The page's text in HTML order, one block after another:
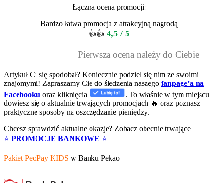
Łączna ocena promocji:
Bardzo łatwa promocja z atrakcyjną nagrodą
👍👍 4,5 / 5
Pierwsza ocena należy do Ciebie
Artykuł Ci się spodobał? Koniecznie podziel się nim ze swoimi
znajomymi! Zapraszamy Cię do śledzenia naszego fanpage’a na
Facebooku oraz kliknięcia
. To właśnie w tym miejscu
dowiesz się o aktualnie trwających promocjach 🔥 oraz poznasz
praktyczne sposoby na oszczędzanie pieniędzy.
Chcesz sprawdzić aktualne okazje? Zobacz obecnie trwające
⭐ PROMOCJE BANKOWE ⭐
Pakiet PeoPay KIDS w Banku Pekao